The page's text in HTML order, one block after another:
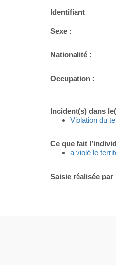
Identifiant
Sexe :
Nationalité :
Occupation :
Incident(s) dans
Violation du
Ce que fait
a violé le
Saisie réalisée par